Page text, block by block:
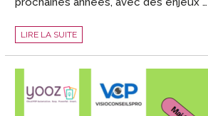
LA
FINANCE
:
CROISSANCE
DE
LIRE LA SUITE